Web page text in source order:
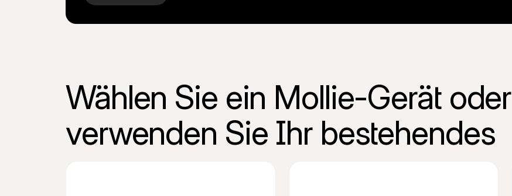
Wählen Sie ein Mollie-Gerät oder
verwenden Sie Ihr bestehendes